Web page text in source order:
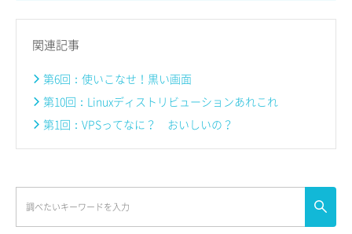
関連記事
第6回：使いこなせ！黒い画面
第10回：Linuxディストリビューションあれこれ
第1回：VPSってなに？ おいしいの？